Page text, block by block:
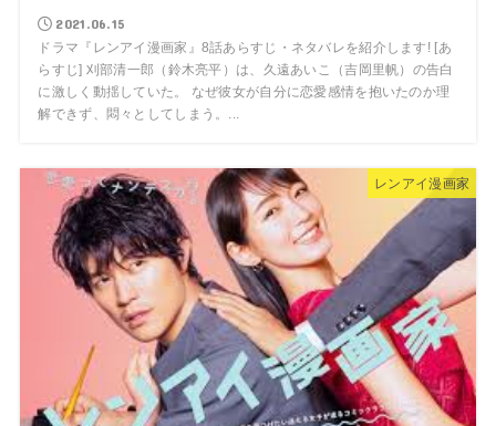
2021.06.15
ドラマ『レンアイ漫画家』8話あらすじ・ネタバレを紹介します! [あ
らすじ] 刈部清一郎（鈴木亮平）は、久遠あいこ（吉岡里帆）の告白
に激しく動揺していた。 なぜ彼女が自分に恋愛感情を抱いたのか理
解できず、悶々としてしまう。...
レンアイ漫画家